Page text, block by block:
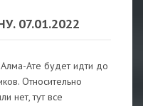
07.01.2022
Ате будет идти до
Относительно
нет, тут все